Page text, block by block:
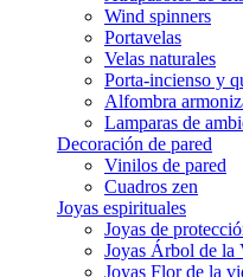
Wind spinners
Portavelas
Velas naturales
Porta-incienso y
Alfombra
Lamparas de
Decoración de pared
Vinilos de pared
Cuadros zen
Joyas espirituales
Joyas de
Joyas Árbol de la
Joyas Flor de la